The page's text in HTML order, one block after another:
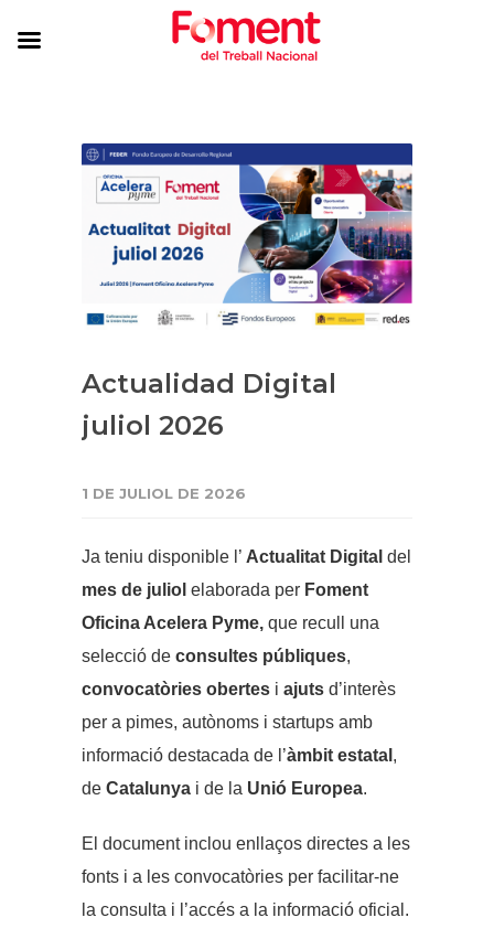
Actualidad Digital
juliol 2026
1 DE JULIOL DE 2026
Ja teniu disponible l’ Actualitat Digital del
mes de juliol elaborada per Foment
Oficina Acelera Pyme, que recull una
selecció de consultes públiques,
convocatòries obertes i ajuts d’interès
per a pimes, autònoms i startups amb
informació destacada de l’àmbit estatal ,
de Catalunya i de la Unió Europea.
El document inclou enllaços directes a les
fonts i a les convocatòries per facilitar-ne
la consulta i l’accés a la informació oficial.